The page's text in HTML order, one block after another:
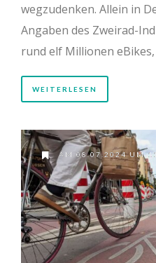
wegzudenken. Allein in
Angaben des Zweirad-
rund elf Millionen
WEITERLESEN
AM 08.07.2024 UM